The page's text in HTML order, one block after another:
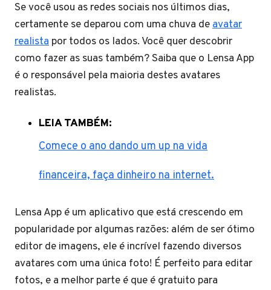
Se você usou as redes sociais nos últimos dias,
certamente se deparou com uma chuva deavatar
realista por todos os lados. Você quer descobrir
como fazer as suas também? Saiba que o Lensa App
é o responsável pela maioria destes avatares
realistas.
LEIA TAMBÉM:
Comece o ano dando um up na vida
financeira, faça dinheiro na internet.
Lensa App é um aplicativo que está crescendo em
popularidade por algumas razões: além de ser ótimo
editor de imagens, ele é incrível fazendo diversos
avatares com uma única foto! É perfeito para editar
fotos, e a melhor parte é que é gratuito para